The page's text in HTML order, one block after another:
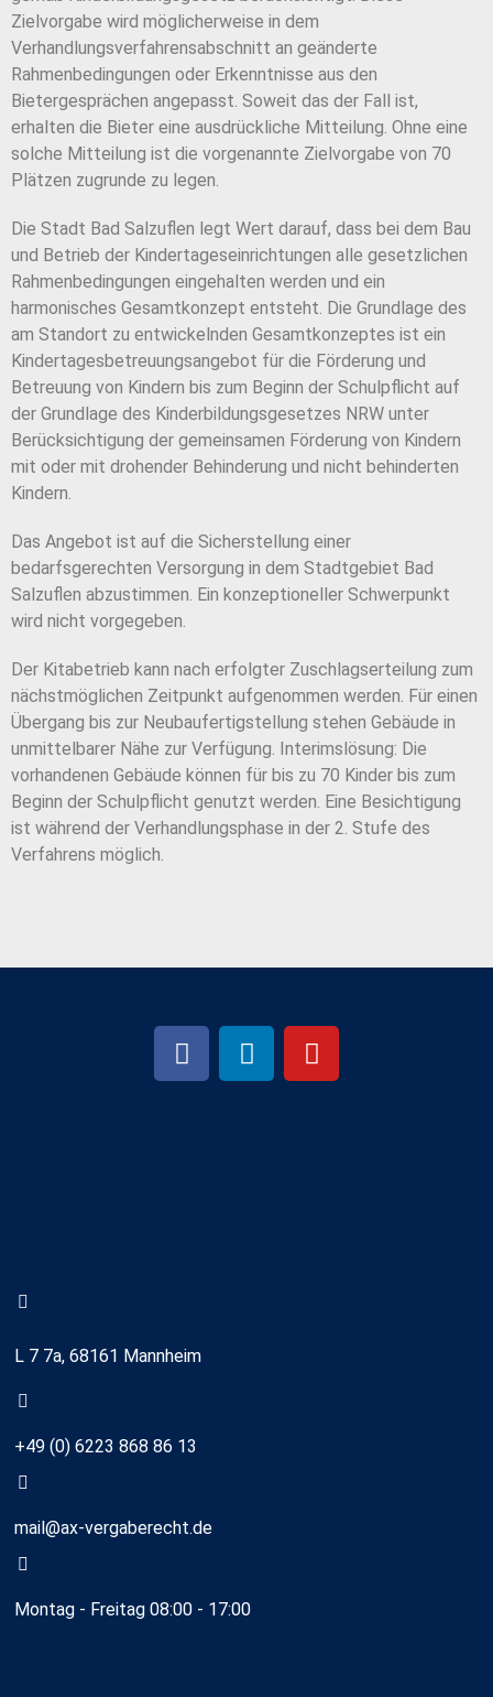
Zielvorgabe wird möglicherweise in dem
Verhandlungsverfahrensabschnitt an geänderte
Rahmenbedingungen oder Erkenntnisse aus den
Bietergesprächen angepasst. Soweit das der Fall ist,
erhalten die Bieter eine ausdrückliche Mitteilung. Ohne eine
solche Mitteilung ist die vorgenannte Zielvorgabe von 70
Plätzen zugrunde zu legen.
Die Stadt Bad Salzuflen legt Wert darauf, dass bei dem Bau
und Betrieb der Kindertageseinrichtungen alle gesetzlichen
Rahmenbedingungen eingehalten werden und ein
harmonisches Gesamtkonzept entsteht. Die Grundlage des
am Standort zu entwickelnden Gesamtkonzeptes ist ein
Kindertagesbetreuungsangebot für die Förderung und
Betreuung von Kindern bis zum Beginn der Schulpflicht auf
der Grundlage des Kinderbildungsgesetzes NRW unter
Berücksichtigung der gemeinsamen Förderung von Kindern
mit oder mit drohender Behinderung und nicht behinderten
Kindern.
Das Angebot ist auf die Sicherstellung einer
bedarfsgerechten Versorgung in dem Stadtgebiet Bad
Salzuflen abzustimmen. Ein konzeptioneller Schwerpunkt
wird nicht vorgegeben.
Der Kitabetrieb kann nach erfolgter Zuschlagserteilung zum
nächstmöglichen Zeitpunkt aufgenommen werden. Für einen
Übergang bis zur Neubaufertigstellung stehen Gebäude in
unmittelbarer Nähe zur Verfügung. Interimslösung: Die
vorhandenen Gebäude können für bis zu 70 Kinder bis zum
Beginn der Schulpflicht genutzt werden. Eine Besichtigung
ist während der Verhandlungsphase in der 2. Stufe des
Verfahrens möglich.
L 7 7a, 68161 Mannheim
+49 (0) 6223 868 86 13
mail@ax-vergaberecht.de
Montag - Freitag 08:00 - 17:00